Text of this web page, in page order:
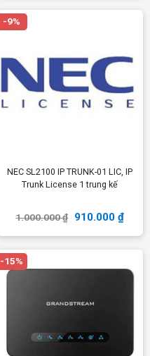
-9%
NEC SL2100 IP TRUNK-01 LIC, IP
Trunk License 1 trung kế
1.000.000₫ 910.000 ₫
-15%